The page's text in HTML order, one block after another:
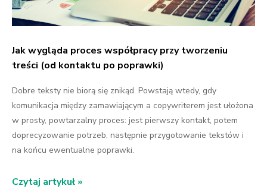
Jak wygląda proces współpracy przy tworzeniu
treści (od kontaktu po poprawki)
Dobre teksty nie biorą się znikąd. Powstają wtedy, gdy
komunikacja między zamawiającym a copywriterem jest ułożona
w prosty, powtarzalny proces: jest pierwszy kontakt, potem
doprecyzowanie potrzeb, następnie przygotowanie tekstów i
na końcu ewentualne poprawki.
Czytaj artykuł »